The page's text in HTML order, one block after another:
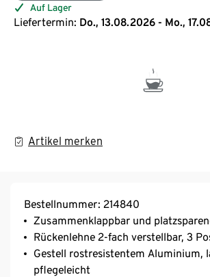
Auf Lager
Liefertermin: Do., 13.08.2026 - Mo.,
Artikel merken
Bestellnummer: 214840
Zusammenklappbar und
Rückenlehne 2-fach verstellbar, 3
Gestell rostresistentem Aluminium,
pflegeleicht